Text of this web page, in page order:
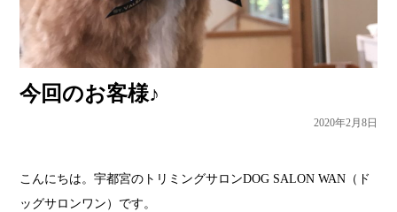
今回のお客様♪
2020年2月8日
こんにちは。宇都宮のトリミングサロンDOG SALON WAN（ド
ッグサロンワン）です。